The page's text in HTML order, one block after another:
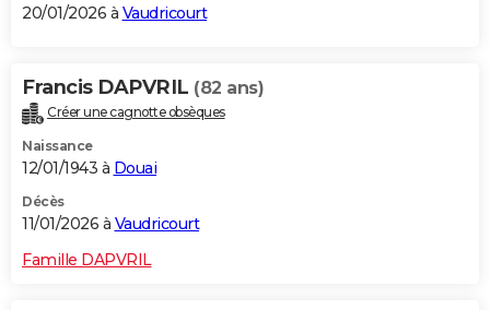
S'inscrire
Se connecter
Lycées
Collèges
Primaires
Universités
Entreprises
Service militaire
Avis de recherche
AVIS DE DÉCÈS
Bricolage
Lifestyle
Culture
Sport
Auto
Television
Voyage
Cinema
20/01/2026 à Vaudricourt
Francis DAPVRIL (82 ans)
Créer une cagnotte obsèques
Naissance
12/01/1943 à Douai
Décès
11/01/2026 à Vaudricourt
Famille DAPVRIL